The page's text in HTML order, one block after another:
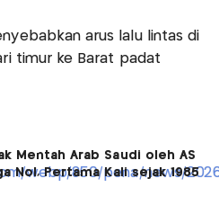
arus lalu lintas di
timur ke Barat padat
Mentah Arab Saudi oleh AS
Nol, Pertama Kali sejak 1985